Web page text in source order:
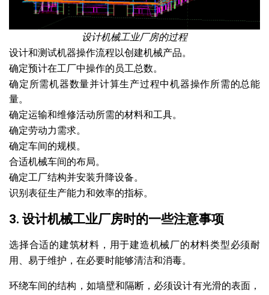
设计机械工业厂房的过程
设计和测试机器操作流程以创建机械产品。
确定预计在工厂中操作的员工总数。
确定所需机器数量并计算生产过程中机器操作所需的总能
量。
确定运输和维修活动所需的材料和工具。
确定劳动力需求。
确定车间的规模。
合适机械车间的布局。
确定工厂结构并安装升降设备。
识别表征生产能力和效率的指标。
3. 设计机械工业厂房时的一些注意事项
选择合适的建筑材料，用于建造机械厂的材料类型必须耐
用、易于维护，在必要时能够清洁和消毒。
环绕车间的结构，如墙壁和隔断，必须设计有光滑的表面，